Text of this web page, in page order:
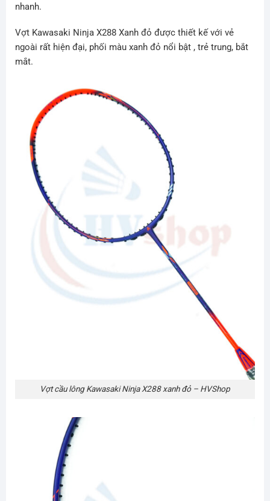
nhanh.
Vợt Kawasaki Ninja X288 Xanh đỏ được thiết kế với vẻ
ngoài rất hiện đại, phối màu xanh đỏ nổi bật , trẻ trung, bắt
mắt.
Vợt cầu lông Kawasaki Ninja X288 xanh đỏ – HVShop